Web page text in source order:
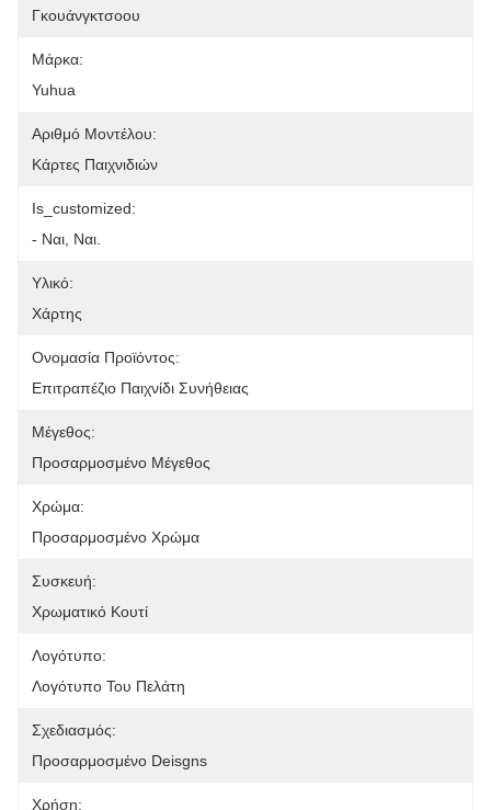
Γκουάνγκτσοου
Μάρκα:
Yuhua
Αριθμό Μοντέλου:
Κάρτες Παιχνιδιών
Is_customized:
- Ναι, Ναι.
Υλικό:
Χάρτης
Ονομασία Προϊόντος:
Επιτραπέζιο Παιχνίδι Συνήθειας
Μέγεθος:
Προσαρμοσμένο Μέγεθος
Χρώμα:
Προσαρμοσμένο Χρώμα
Συσκευή:
Χρωματικό Κουτί
Λογότυπο:
Λογότυπο Του Πελάτη
Σχεδιασμός:
Προσαρμοσμένο Deisgns
Χρήση: